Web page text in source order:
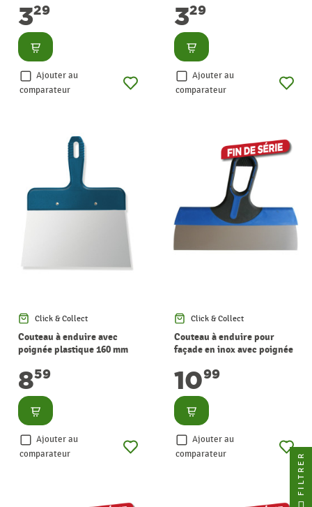
329
Consulter
Ajouter au
comparateur
329
Consulter
Ajouter au
comparateur
Click & Collect
Couteau à enduire avec
poignée plastique 160 mm
859
Consulter
Ajouter au
comparateur
Click & Collect
Couteau à enduire pour
façade en inox avec poignée
1099
Consulter
Ajouter au
comparateur
FILTRER